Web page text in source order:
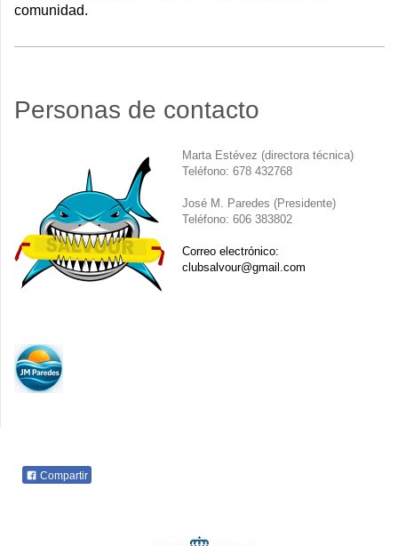
comunidad.
Personas de contacto
Marta Estévez (directora técnica)
Teléfono: 678 432768
José M. Paredes (Presidente)
Teléfono: 606 383802
Correo electrónico:
clubsalvour@gmail.com
Compartir